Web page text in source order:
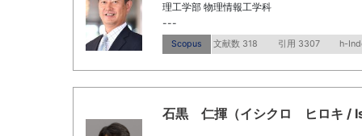
理工学部 物理情報工学科
---
Scopus 文献数 318 引用 3307 h-
石黒 仁揮（イシクロ ヒロキ /